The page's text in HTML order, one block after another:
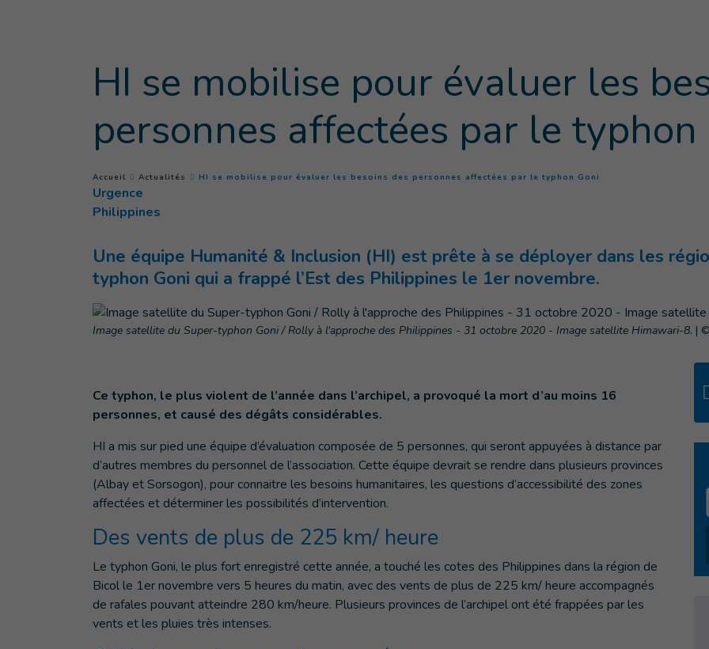
HI se mobilise pour évaluer les
personnes affectées par le typhon
You are here :
Accueil Actualités HI se mobilise pour évaluer les besoins des personnes affectées par le typhon Goni
Urgence
Philippines
Une équipe Humanité & Inclusion (HI) est prête à se déployer dans les
typhon Goni qui a frappé l’Est des Philippines le 1er novembre.
Image satellite du Super-typhon Goni / Rolly à l'approche des Philippines - 31 octobre 2020 - Image satellite Himawari-8. |
Ce typhon, le plus violent de l’année dans l’archipel, a provoqué la mort d’au moins 16
personnes, et causé des dégâts considérables.
HI a mis sur pied une équipe d’évaluation composée de 5 personnes, qui seront appuyées à distance par
d’autres membres du personnel de l’association. Cette équipe devrait se rendre dans plusieurs provinces
(Albay et Sorsogon), pour connaitre les besoins humanitaires, les questions d’accessibilité des zones
affectées et déterminer les possibilités d’intervention.
Des vents de plus de 225 km/ heure
Le typhon Goni, le plus fort enregistré cette année, a touché les cotes des Philippines dans la région de
Bicol le 1er novembre vers 5 heures du matin, avec des vents de plus de 225 km/ heure accompagnés
de rafales pouvant atteindre 280 km/heure. Plusieurs provinces de l’archipel ont été frappées par les
vents et les pluies très intenses.